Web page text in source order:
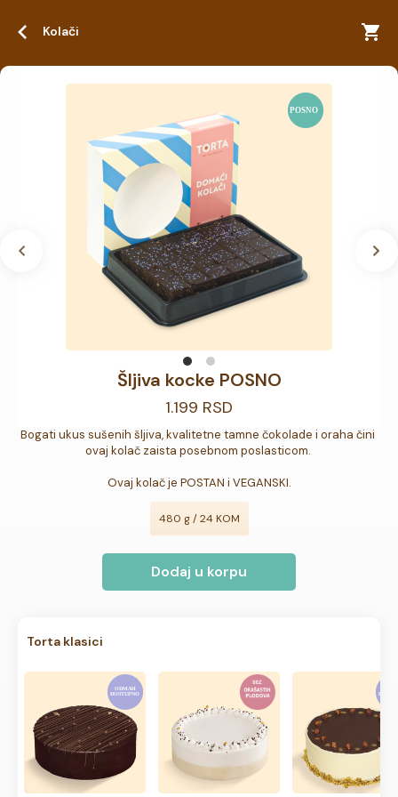
Kolači
Šljiva kocke POSNO
1.199 RSD
Bogati ukus sušenih šljiva, kvalitetne tamne čokolade i oraha čini
ovaj kolač zaista posebnom poslasticom.
Ovaj kolač je POSTAN i VEGANSKI.
480 g / 24 KOM
Dodaj u korpu
Torta klasici